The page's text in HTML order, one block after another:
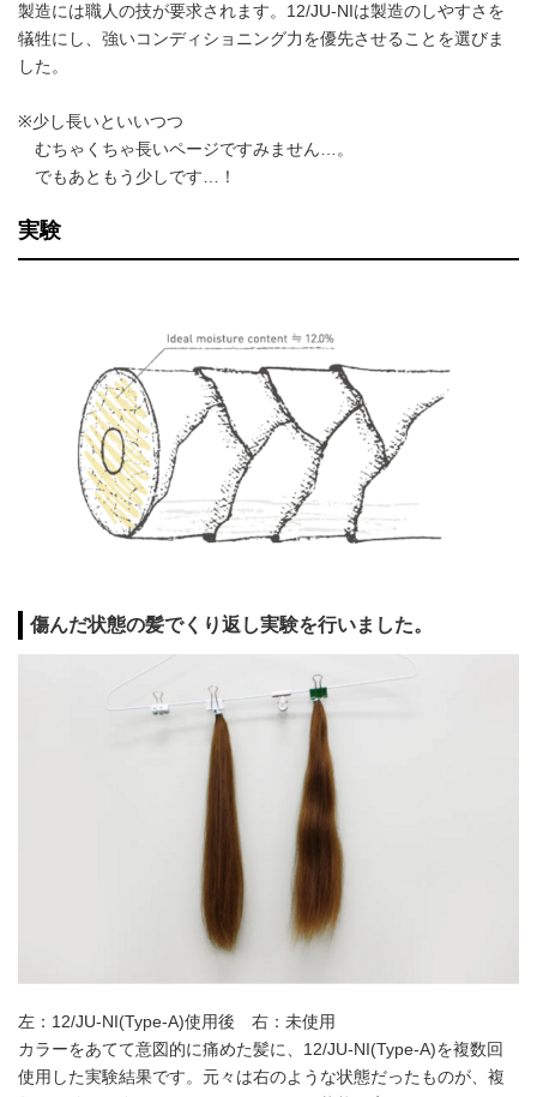
製造には職人の技が要求されます。12/JU-NIは製造のしやすさを
犠牲にし、強いコンディショニング力を優先させることを選びま
した。
※少し長いといいつつ
むちゃくちゃ長いページですみません…。
でもあともう少しです…！
実験
傷んだ状態の髪でくり返し実験を行いました。
左：12/JU-NI(Type-A)使用後 右：未使用
カラーをあてて意図的に痛めた髪に、12/JU-NI(Type-A)を複数回
使用した実験結果です。元々は右のような状態だったものが、複